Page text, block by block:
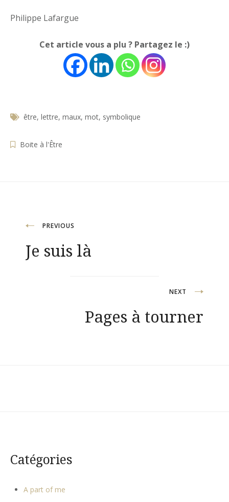
Philippe Lafargue
Cet article vous a plu ? Partagez le :)
être, lettre, maux, mot, symbolique
Boite à l'Être
Navigation
de
PREVIOUS
Je suis là
NEXT
Pages à tourner
Catégories
A part of me